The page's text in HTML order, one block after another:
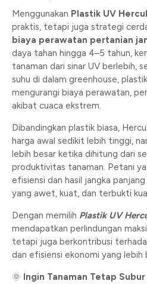
Menggunakan Plastik UV
praktis, tetapi juga strategi
biaya perawatan pertanian
daya tahan hingga 4–5 tahun,
tanaman dari sinar UV berlebih,
suhu di dalam greenhouse,
mengurangi biaya perawatan,
akibat cuaca ekstrem.
Dibandingkan plastik biasa,
harga awal sedikit lebih tinggi,
lebih besar ketika dihitung dari
produktivitas tanaman. Petani
efisiensi dan hasil jangka
yang awet, kuat, dan terbukti
Dengan memilih Plastik UV
mendapatkan perlindungan
tetapi juga berkontribusi
dan efisiensi ekonomi yang lebih
🌞 Ingin Tanaman Tetap